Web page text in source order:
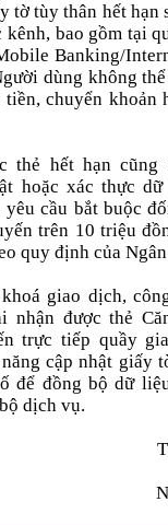
tờ tùy thân hết hạn
kênh, bao gồm tại
Banking/
dùng không
chuyển khoản
thẻ hết hạn cũng
hoặc xác thực
cầu bắt buộc
trên 10 triệu
quy định của
giao dịch,
nhận được thẻ
trực tiếp quầy
cập nhật giấy
để đồng bộ dữ
dịch vụ.